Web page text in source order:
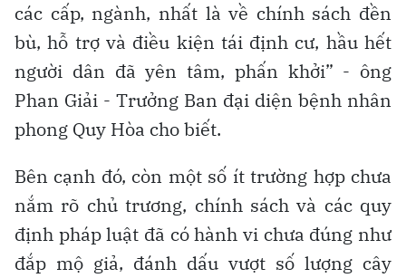
các cấp, ngành, nhất là về chính sách đền
bù, hỗ trợ và điều kiện tái định cư, hầu hết
người dân đã yên tâm, phấn khởi” - ông
Phan Giải - Trưởng Ban đại diện bệnh nhân
phong Quy Hòa cho biết.
Bên cạnh đó, còn một số ít trường hợp chưa
nắm rõ chủ trương, chính sách và các quy
định pháp luật đã có hành vi chưa đúng như
đắp mộ giả, đánh dấu vượt số lượng cây